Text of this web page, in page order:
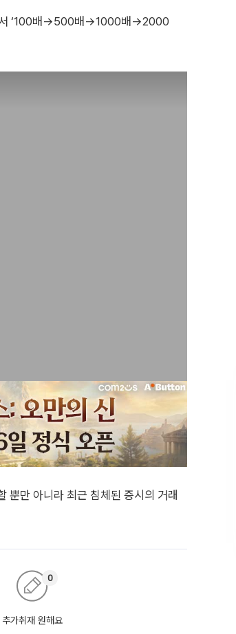
서 ‘100배→500배→1000배→2000
뿐만 아니라 최근 침체된 증시의 거래
추가취재 원해요
0